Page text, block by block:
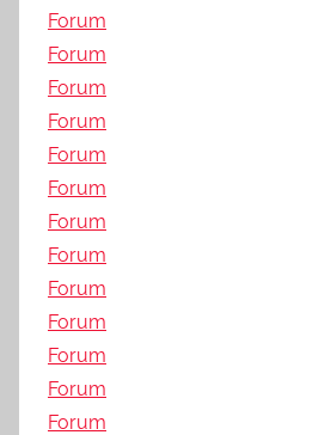
Forum
Forum
Forum
Forum
Forum
Forum
Forum
Forum
Forum
Forum
Forum
Forum
Forum